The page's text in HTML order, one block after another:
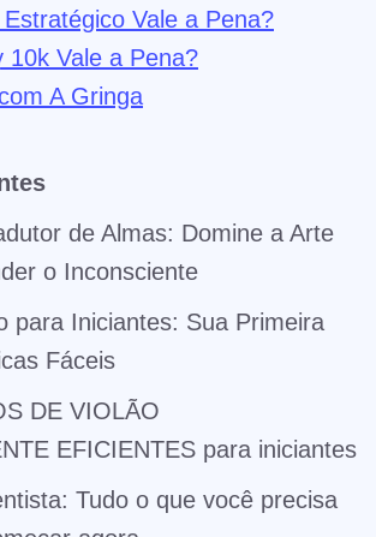
Vale a Pena?
10k Vale a Pena?
A Gringa
de Almas: Domine a Arte
o Inconsciente
para Iniciantes: Sua Primeira
Fáceis
DE VIOLÃO
EFICIENTES para iniciantes
Tudo o que você precisa